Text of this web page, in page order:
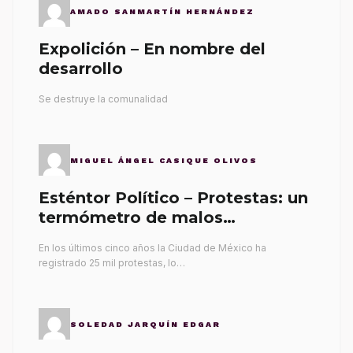
AMADO SANMARTÍN HERNÁNDEZ
Expolición – En nombre del
desarrollo
Se destruye la comunalidad
MIGUEL ÁNGEL CASIQUE OLIVOS
Esténtor Político – Protestas: un
termómetro de malos
En los últimos cinco años la Ciudad de México ha
registrado 25 mil protestas, lo…
SOLEDAD JARQUÍN EDGAR